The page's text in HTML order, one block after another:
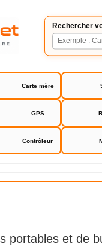
Rechercher
Carte mère
GPS
Contrôleur
portables et de